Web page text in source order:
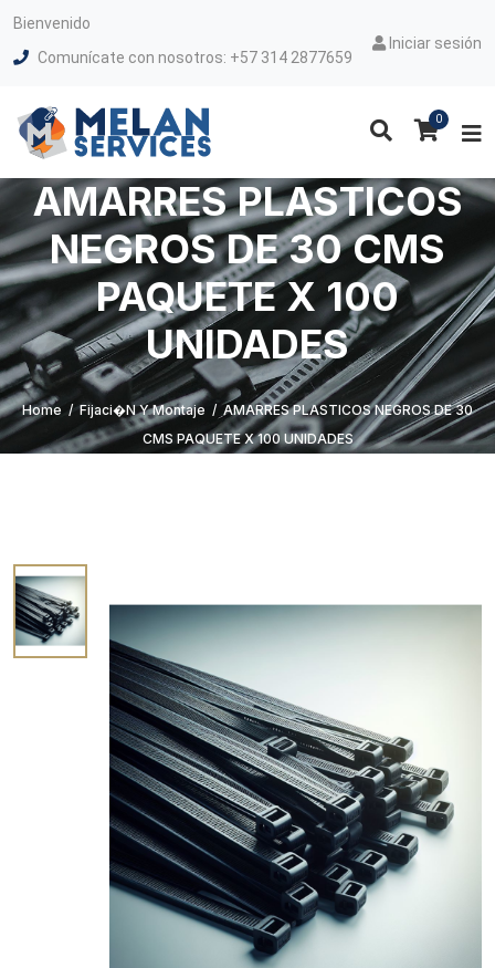
Bienvenido
Comunícate con nosotros: +57 314 2877659
Iniciar sesión
0
AMARRES PLASTICOS
NEGROS DE 30 CMS
PAQUETE X 100
UNIDADES
Home / Fijaci�n Y Montaje / AMARRES PLASTICOS NEGROS DE 30
CMS PAQUETE X 100 UNIDADES